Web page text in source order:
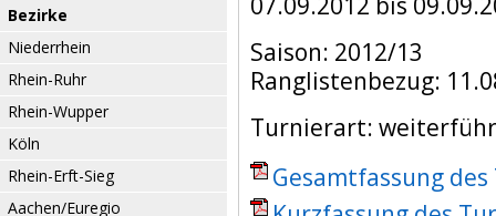
Bezirke
Niederrhein
Rhein-Ruhr
Rhein-Wupper
Köln
Rhein-Erft-Sieg
Aachen/Euregio
Saison: 2012/13
Ranglistenbezug:
Turnierart:
Gesamtfassung